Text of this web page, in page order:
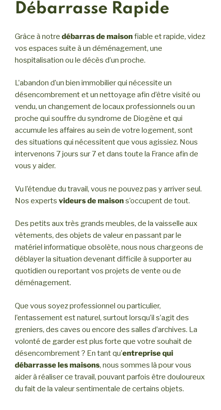
Débarrasse Rapide
Grâce à notre débarras de maisonfiable et rapide, videz
vos espaces suite à un déménagement, une
hospitalisation ou le décès d’un proche.
L’abandon d’un bien immobilier qui nécessite un
désencombrement et un nettoyage afin d’être visité ou
vendu, un changement de locaux professionnels ou un
proche qui souffre du syndrome de Diogène et qui
accumule les affaires au sein de votre logement, sont
des situations qui nécessitent que vous agissiez. Nous
intervenons 7 jours sur 7 et dans toute la France afin de
vous y aider.
Vu l’étendue du travail, vous ne pouvez pas y arriver seul.
Nos experts videurs de maisons’occupent de tout.
Des petits aux très grands meubles, de la vaisselle aux
vêtements, des objets de valeur en passant par le
matériel informatique obsolète, nous nous chargeons de
déblayer la situation devenant difficile à supporter au
quotidien ou reportant vos projets de vente ou de
déménagement.
Que vous soyez professionnel ou particulier,
l’entassement est naturel, surtout lorsqu’il s’agit des
greniers, des caves ou encore des salles d’archives. La
volonté de garder est plus forte que votre souhait de
désencombrement ? En tant qu’entreprise qui
débarrasse les maisons, nous sommes là pour vous
aider à réaliser ce travail, pouvant parfois être douloureux
du fait de la valeur sentimentale de certains objets.